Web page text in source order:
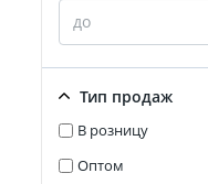
Тип продаж
В розницу
Оптом